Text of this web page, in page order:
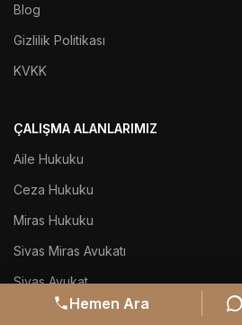
Hemen Ara
Blog
Gizlilik Politikası
KVKK
ÇALIŞMA ALANLARIMIZ
Aile Hukuku
Ceza Hukuku
Miras Hukuku
Sivas Miras Avukatı
Sivas Avukat
Sivas Boşanma Avukatı